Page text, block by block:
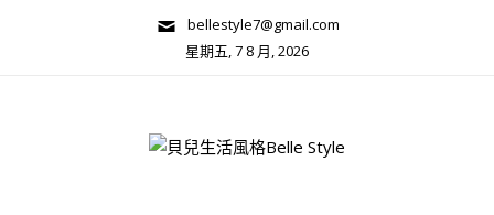
bellestyle7@gmail.com
星期五, 7 8 月, 2026